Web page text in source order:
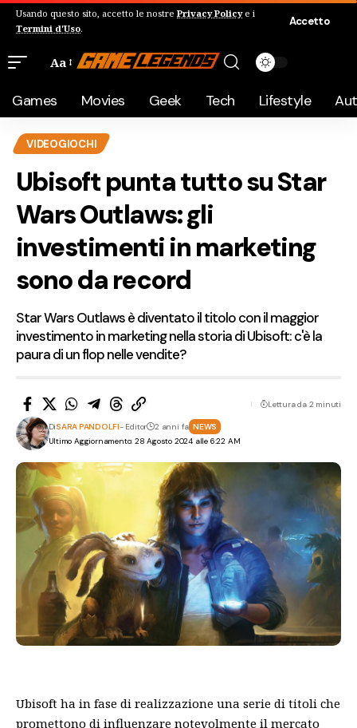
Usando questo sito, accetto le nostre Privacy Policye i
Termini d'Uso.
Accetto
Aa
Games Movies Geek Tech Lifestyle
VIDEOGIOCHI
Ubisoft punta tutto su Star
Wars Outlaws: gli
investimenti in marketing
sono da record
Star Wars Outlaws è diventato il titolo con il maggior
investimento in marketing nella storia di Ubisoft: c'è la
paura di un flop nelle vendite?
Ultimo Aggiornamento: 28 Agosto 2024 alle 6:22 AM
DiSARA PANDOLFI- Editor 2 anni fa NEWS
Lettura da 2 minuti
Ubisoft ha in fase di realizzazione una serie di titoli che
promettono di influenzare notevolmente il mercato